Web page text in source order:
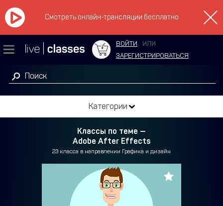
Смотреть онлайн-трансляции бесплатно
ВОЙТИ
ИЛИ
ЗАРЕГИСТРИРОВАТЬСЯ
Категории
Классы по теме —
Adobe After Effects
23 класса в направлении Графика и дизайн